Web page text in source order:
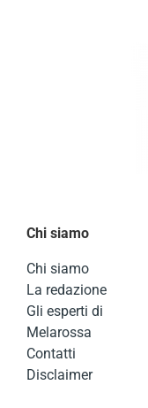
Chi siamo
Chi siamo
La redazione
Gli esperti di
Melarossa
Contatti
Disclaimer